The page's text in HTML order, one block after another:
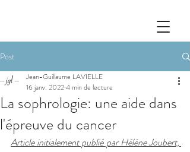
Post
La sophrologie: une aide dans
l'épreuve du cancer
Jean-Guillaume LAVIELLE
16 janv. 20224 min de lecture
Article initialement publié par Hélène Joubert,